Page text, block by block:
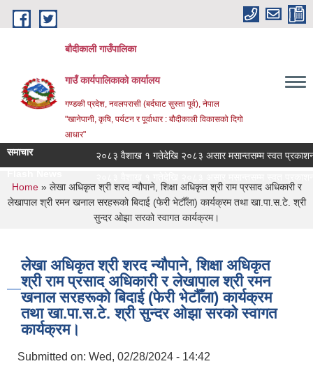
Skip to main content
बौदीकाली गाउँपालिका
गाउँ कार्यपालिकाको कार्यालय
गण्डकी प्रदेश, नवलपरासी (बर्दघाट सुस्ता पूर्व), नेपाल
"खानेपानी, कृषि, पर्यटन र पूर्वाधार : बौदीकाली विकासको दिगो
आधार"
समाचार
२०८३ वैशाख १ गतेदेखि २०८३ असार मसान्तसम्म स्वत प्रकाशन
You are here
Home» लेखा अधिकृत श्री शरद न्यौपाने, शिक्षा अधिकृत श्री राम प्रसाद अधिकारी र
लेखापाल श्री रमन खनाल सरहरूको बिदाई (फेरी भेटौँला) कार्यक्रम तथा खा.पा.स.टे. श्री
सुन्दर ओझा सरको स्वागत कार्यक्रम।
लेखा अधिकृत श्री शरद न्यौपाने, शिक्षा अधिकृत
श्री राम प्रसाद अधिकारी र लेखापाल श्री रमन
खनाल सरहरूको बिदाई (फेरी भेटौँला) कार्यक्रम
तथा खा.पा.स.टे. श्री सुन्दर ओझा सरको स्वागत
कार्यक्रम।
Submitted on: Wed, 02/28/2024 - 14:42